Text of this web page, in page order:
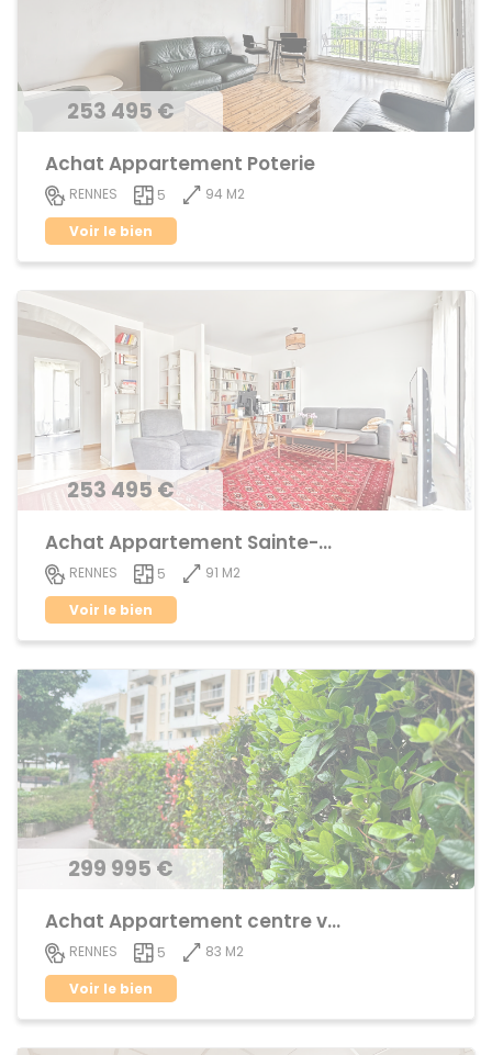
253 495 €
Achat Appartement Poterie
RENNES 5
94 M2
Voir le bien
253 495 €
Achat Appartement Sainte-Thérèse
RENNES 5
91 M2
Voir le bien
299 995 €
Achat Appartement centre ville
RENNES 5
83 M2
Voir le bien